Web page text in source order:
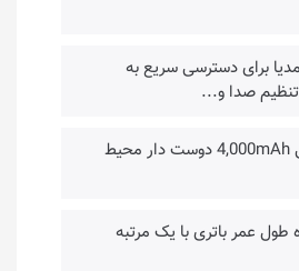
برای دسترسی سریع به
صدا و...
• باتری لیتیوم یونی 4,000mAh دوست دار محیط
طول عمر باتری با یک مرتبه